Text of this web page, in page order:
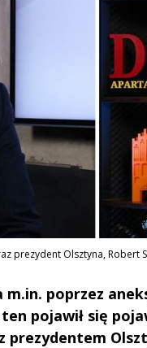
prezydent Olsztyna, Robert
poprzez
pojawił się
prezydentem